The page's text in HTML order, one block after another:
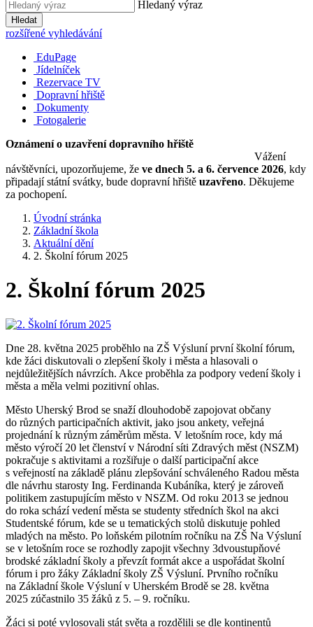
Hledaný výraz
Hledat
rozšířené vyhledávání
EduPage
Jídelníček
Rezervace TV
Dopravní hřiště
Dokumenty
Fotogalerie
Oznámení o uzavření dopravního hřiště
Vážení
návštěvníci, upozorňujeme, že ve dnech 5. a 6. července 2026, kdy
připadají státní svátky, bude dopravní hřiště uzavřeno. Děkujeme
za pochopení.
Úvodní stránka
Základní škola
Aktuální dění
2. Školní fórum 2025
2. Školní fórum 2025
Dne 28. května 2025 proběhlo na ZŠ Výsluní první školní fórum,
kde žáci diskutovali o zlepšení školy i města a hlasovali o
nejdůležitějších návrzích. Akce proběhla za podpory vedení školy i
města a měla velmi pozitivní ohlas.
Město Uherský Brod se snaží dlouhodobě zapojovat občany
do různých participačních aktivit, jako jsou ankety, veřejná
projednání k různým záměrům města. V letošním roce, kdy má
město výročí 20 let členství v Národní síti Zdravých měst (NSZM)
pokračuje s aktivitami a rozšiřuje o další participační akce
s veřejností na základě plánu zlepšování schváleného Radou města
dle návrhu starosty Ing. Ferdinanda Kubáníka, který je zároveň
politikem zastupujícím město v NSZM. Od roku 2013 se jednou
do roka schází vedení města se studenty středních škol na akci
Studentské fórum, kde se u tematických stolů diskutuje pohled
mladých na město. Po loňském pilotním ročníku na ZŠ Na Výsluní
se v letošním roce se rozhodly zapojit všechny 3dvoustupňové
brodské základní školy a převzít formát akce a uspořádat školní
fórum i pro žáky Základní školy ZŠ Výsluní. Prvního ročníku
na Základní škole Výsluní v Uherském Brodě se 28. května
2025 zúčastnilo 35 žáků z 5. – 9. ročníku.
Žáci si poté vylosovali stát světa a rozdělili se dle kontinentů